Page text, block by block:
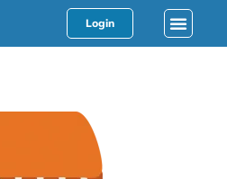
Login